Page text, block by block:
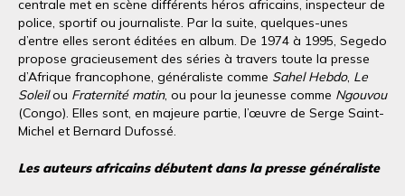
centrale met en scène différents héros africains, inspecteur de
police, sportif ou journaliste. Par la suite, quelques-unes
d’entre elles seront éditées en album. De 1974 à 1995, Segedo
propose gracieusement des séries à travers toute la presse
d’Afrique francophone, généraliste comme Sahel Hebdo, Le
Soleilou Fraternité matin, ou pour la jeunesse comme Ngouvou
(Congo). Elles sont, en majeure partie, l’œuvre de Serge Saint-
Michel et Bernard Dufossé.
Les auteurs africains débutent dans la presse généraliste